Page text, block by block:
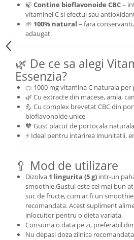
🍃Contine bioflavonoide CBC–
vitaminei C si efectul sau
🌱 100% natural – fara
adaugat.
🌿 De ce sa alegi
Essenzia?
🍊 1000 mg vitamina C naturala per
🌿 Cu extracte din macese, amla,
💪 Cu complex brevetat CBC din
bioflavonoide unice
🧡 Gust placut de portocala naturala
⚡ Ideal pentru intarirea imunitatii,
🥄 Mod de utilizare
Dizolva 1 lingurita (5 g) intr-un
smoothie.Gustul este cel mai bun
suc de fructe, cum ar fi un
recomandata. Acest supliment
inlocuitor pentru o dieta variata.
Consuma o data pe zi, preferabil
Nu depasi doza zilnica